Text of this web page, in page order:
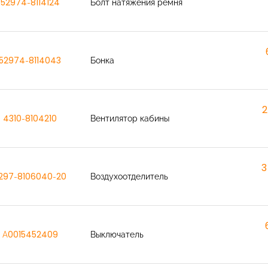
52974-8114124 Болт натяжения ремня
8114043 Бонка
4310-8104210 Вентилятор кабины
8106040-20 Воздухоотделитель
A0015452409 Выключатель